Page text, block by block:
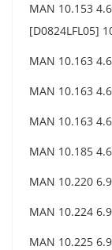
MAN 10.153
[D0824LFL05]
MAN 10.163
MAN 10.163
MAN 10.163
MAN 10.185
MAN 10.220
MAN 10.224
MAN 10.225